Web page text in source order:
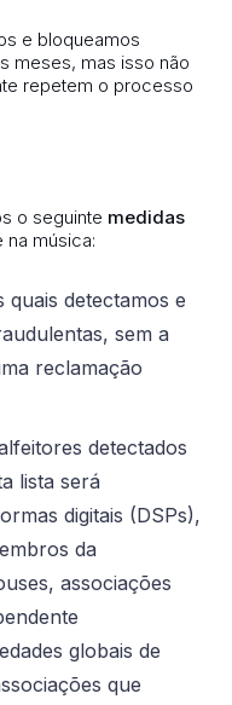
e bloqueamos
meses, mas isso não
repetem o processo
o seguinte medidas
na música:
quais detectamos e
sem a
reclamação
detectados
lista será
digitais (DSPs),
da
associações
globais de
que